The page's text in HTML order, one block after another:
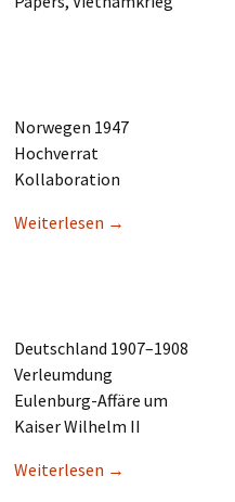
Norwe­gen 1947
Hochverrat
Kollaboration
Weiter­le­sen →
Deutsch­land 1907–1908
Verleumdung
Eulen­burg-Affäre um
Kaiser Wilhelm II
Weiter­le­sen →